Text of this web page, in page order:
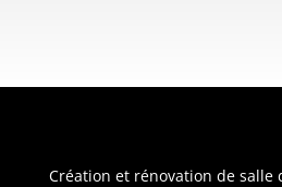
Création et rénovation de salle